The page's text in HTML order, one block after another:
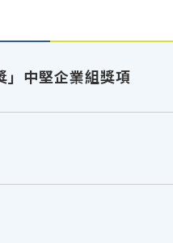
」中堅企業組獎項